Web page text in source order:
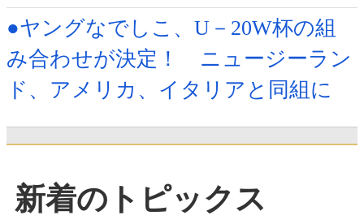
●ヤングなでしこ、U－20W杯の組
み合わせが決定！ ニュージーラン
ド、アメリカ、イタリアと同組に
新着のトピックス